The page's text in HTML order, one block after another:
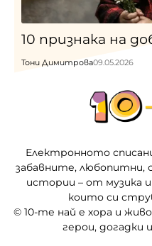
10 признака на
Тони Димитрова09.05.2026
Електронното
забавните, любопитни,
истории – от музика
които си
© 10-те най е хора и
герои, догадки